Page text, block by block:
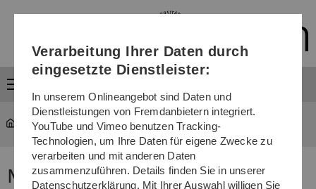
Direkt
Direkt
Direkt
(Sprache,
Drucken,
Media)
Direkt
Direkt
News
Verarbeitung Ihrer Daten durch
eingesetzte Dienstleister:
In unserem Onlineangebot sind Daten und
Dienstleistungen von Fremdanbietern integriert.
YouTube und Vimeo benutzen Tracking-
Technologien, um Ihre Daten für eigene Zwecke zu
verarbeiten und mit anderen Daten
zusammenzuführen. Details finden Sie in unserer
Datenschutzerklärung. Mit Ihrer Auswahl willigen Sie